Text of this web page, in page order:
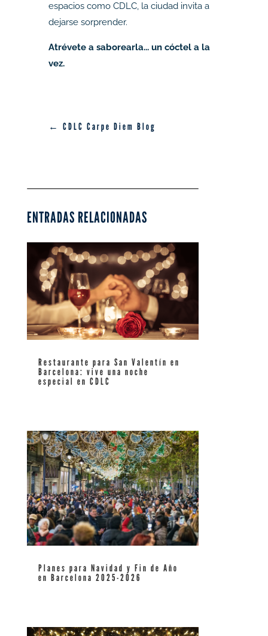
espacios como CDLC, la ciudad invita a
dejarse sorprender.
Atrévete a saborearla... un cóctel a la
vez.
← CDLC Carpe Diem Blog
ENTRADAS RELACIONADAS
Restaurante para San Valentín en
Barcelona: vive una noche
especial en CDLC
Planes para Navidad y Fin de Año
en Barcelona 2025-2026